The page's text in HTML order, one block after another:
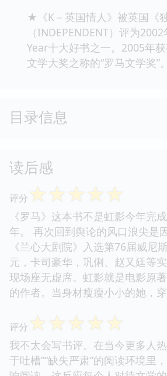
★《K－英国情人》被英国《
（INDEPENDENT）评为
Year十大好书之一。2005年
文学大奖之称的“罗马文学奖”。
目录信息
读后感
评分 ☆☆☆☆☆
《罗马》这本书不是虹影今年完
年。 再次回到舆论的风口浪尖是
《兰心大剧院》入选第76届威尼
元，卡司豪华，巩俐、赵又廷等
现场座无虚席。虹影就是电影原
的作者。当身材瘦瘦小小的她，
评分 ☆☆☆☆☆
我不太会写书评。在当今更多人热
于吐槽”“缺失严肃”的阅读环境里